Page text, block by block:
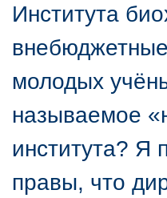
Института
молодых
называемое
института? Я
правы, что